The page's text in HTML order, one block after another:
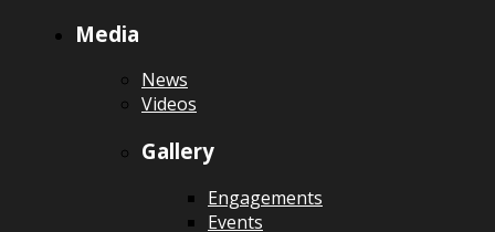
Media
News
Videos
Gallery
Engagements
Events